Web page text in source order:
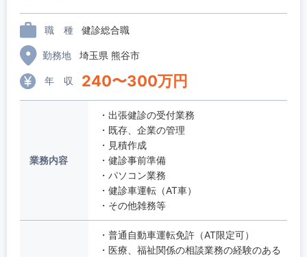
職 種 健診総合職
勤務地 埼玉県 熊谷市
年 収 240〜300万円
業務内容
・出張健診の受付業務
・既存、企業の管理
・見積作成
・健診事前準備
・パソコン業務
・健診車運転（AT車）
・その他雑務等
・普通自動車運転免許（AT限定可）
・医療、福祉関係の相談業務の経験のある